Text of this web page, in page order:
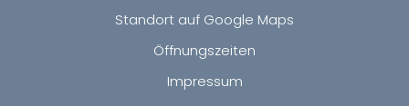
Standort auf Google Maps
Öffnungszeiten
Impressum